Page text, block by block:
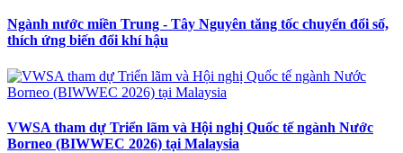
Ngành nước miền Trung - Tây Nguyên tăng tốc chuyển đổi số,
thích ứng biến đổi khí hậu
VWSA tham dự Triển lãm và Hội nghị Quốc tế ngành Nước
Borneo (BIWWEC 2026) tại Malaysia